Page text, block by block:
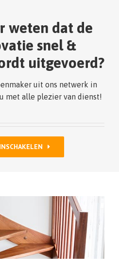
weten dat de
snel &
uitgevoerd?
uit ons netwerk in
met alle plezier van dienst!